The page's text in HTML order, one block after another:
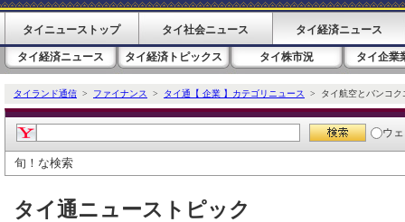
タイニューストップ タイ社会ニュース タイ経済ニュース
タイ経済ニュース タイ経済トピックス タイ株市況 タイ企業
タイランド通信 > ファイナンス > タイ通【 企業 】カテゴリニュース > タイ航空とバンコク
ウ
旬！な検索
タイ通ニューストピック